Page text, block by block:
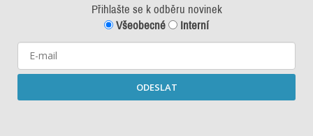
Přihlašte se k odběru novinek
Všeobecné
Interní
ODESLAT